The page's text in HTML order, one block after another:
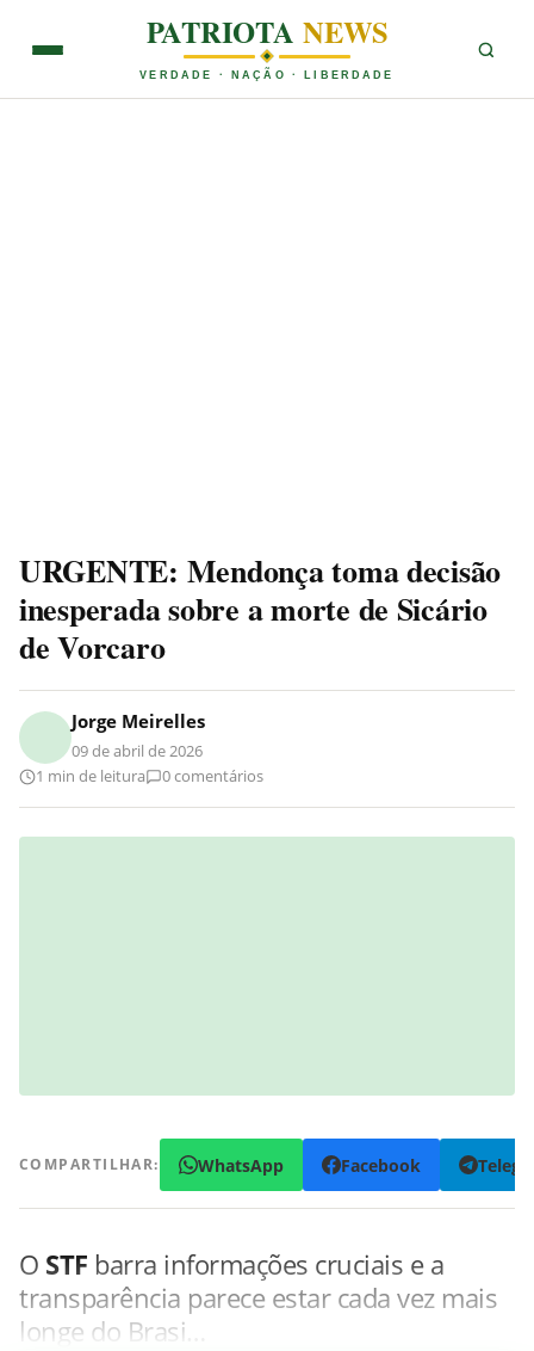
PATRIOTANEWS
VERDADE · NAÇÃO · LIBERDADE
URGENTE: Mendonça toma decisão
inesperada sobre a morte de Sicário
de Vorcaro
Jorge Meirelles
09 de abril de 2026
1 min de leitura
0 comentários
COMPARTILHAR: WhatsApp Facebook
O STF barra informações cruciais e a
transparência parece estar cada vez mais
longe do Brasi…